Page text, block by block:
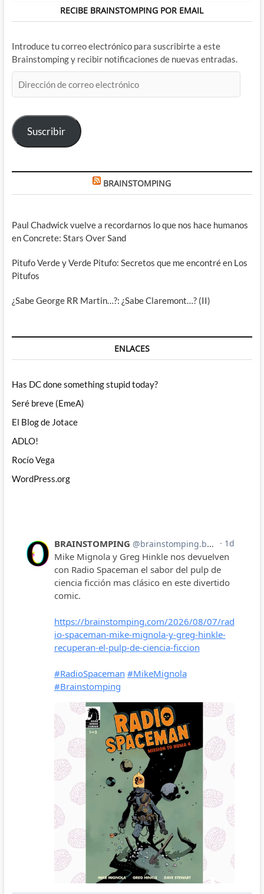
RECIBE BRAINSTOMPING POR EMAIL
Introduce tu correo electrónico para suscribirte a este
Brainstomping y recibir notificaciones de nuevas entradas.
de
electrónico
Suscribir
BRAINSTOMPING
Paul Chadwick vuelve a recordarnos lo que nos hace humanos
en Concrete: Stars Over Sand
Pitufo Verde y Verde Pitufo: Secretos que me encontré en Los
Pitufos
¿Sabe George RR Martin…?: ¿Sabe Claremont…? (II)
ENLACES
Has DC done something stupid today?
Seré breve (EmeA)
El Blog de Jotace
ADLO!
Rocío Vega
WordPress.org